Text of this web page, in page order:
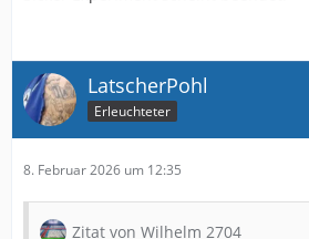
LatscherPohl
Erleuchteter
8. Februar 2026 um 12:35
Zitat von Wilhelm 2704